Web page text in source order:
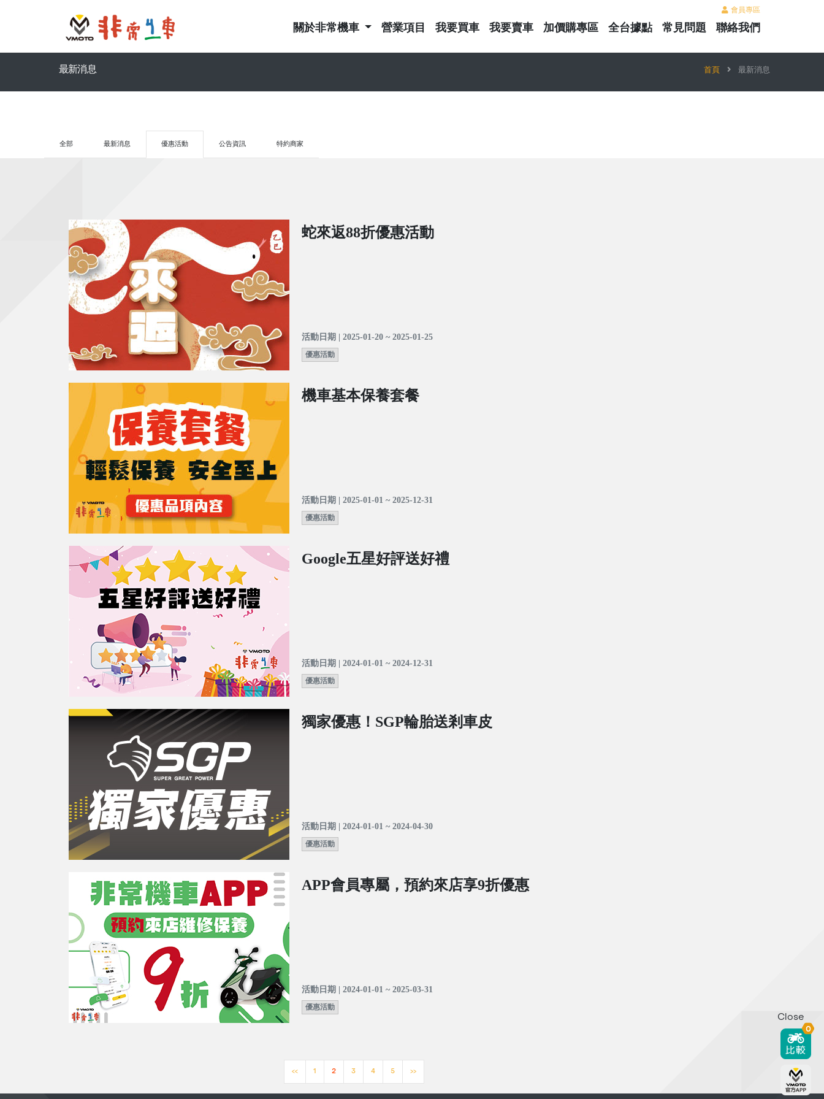
會員專區
關於非常機車 營業項目 我要買車 我要賣車 加價購專區 全台據點 常見問題 聯絡我們
最新消息 首頁 最新消息
全部 最新消息 優惠活動 公告資訊 特約商家
蛇來返88折優惠活動
活動日期 | 2025-01-20 ~ 2025-01-25
優惠活動
機車基本保養套餐
活動日期 | 2025-01-01 ~ 2025-12-31
優惠活動
Google五星好評送好禮
活動日期 | 2024-01-01 ~ 2024-12-31
優惠活動
獨家優惠！SGP輪胎送剎車皮
活動日期 | 2024-01-01 ~ 2024-04-30
優惠活動
APP會員專屬，預約來店享9折優惠
活動日期 | 2024-01-01 ~ 2025-03-31
優惠活動
<< 1 2 3 4 5 >>
Close
0